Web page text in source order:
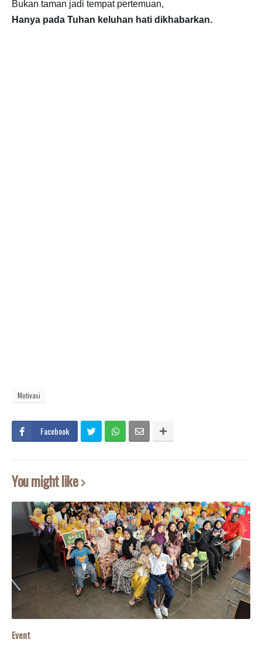
Bukan taman jadi tempat pertemuan,
Hanya pada Tuhan keluhan hati dikhabarkan.
Motivasi
Facebook
You might like
Event